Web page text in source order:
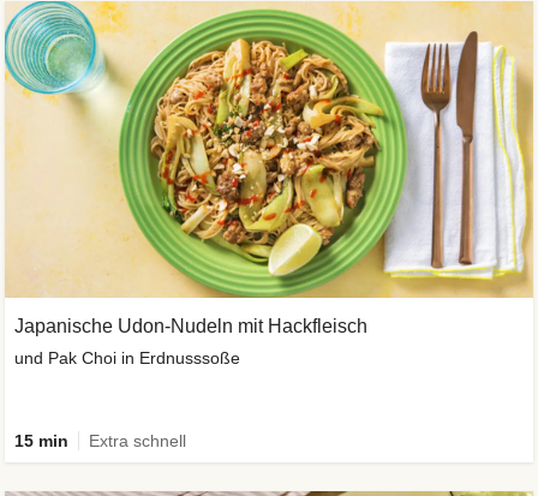
Japanische Udon-Nudeln mit Hackfleisch
und Pak Choi in Erdnusssoße
15 min Extra schnell